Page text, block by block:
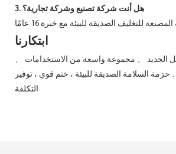
3. هل أنت شركة تصنيع وشركة تجارية؟
ابتكارنا
、 مجموعة واسعة من الاستخدامات 、
حزمة السلامة الصديقة للبيئة ، ختم قوي ، توفير
التكلفة